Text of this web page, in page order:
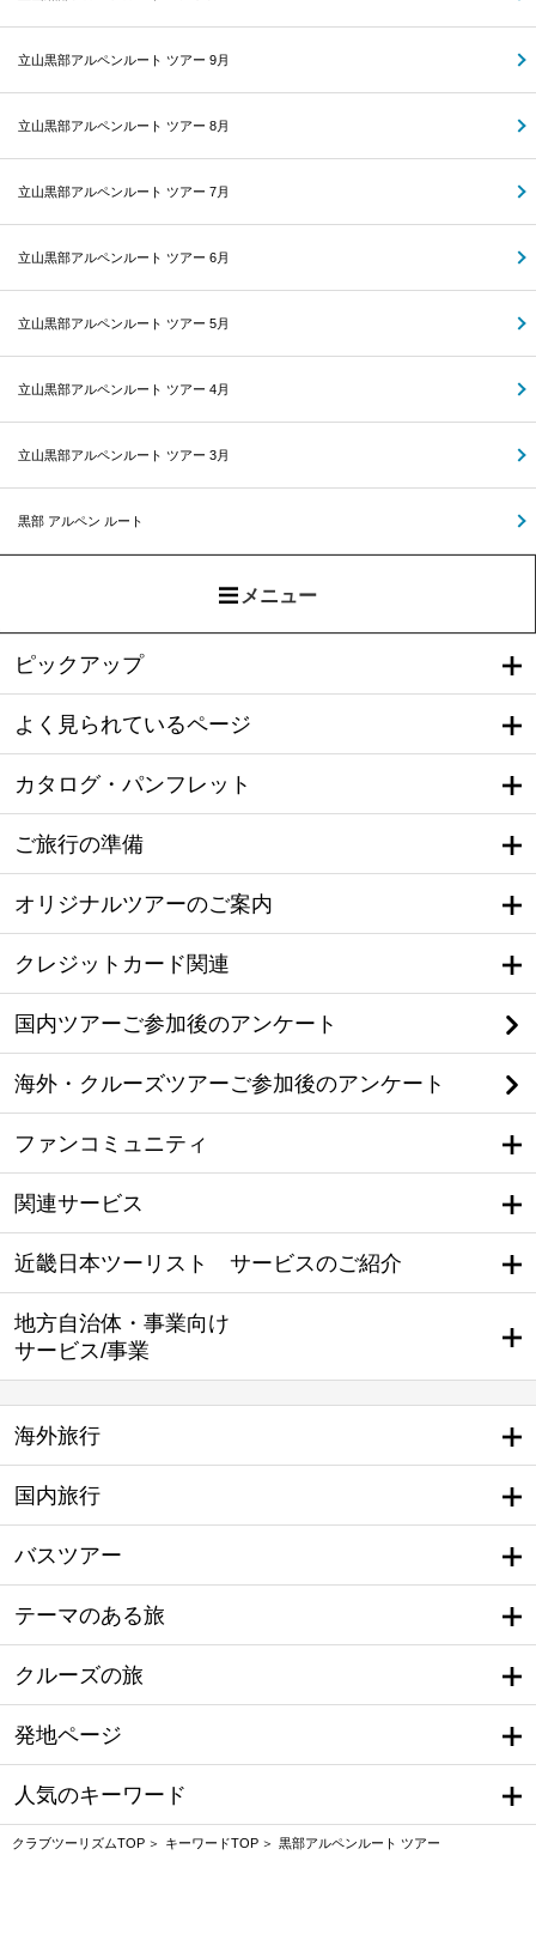
立山黒部アルペンルート ツアー 9月
立山黒部アルペンルート ツアー 8月
立山黒部アルペンルート ツアー 7月
立山黒部アルペンルート ツアー 6月
立山黒部アルペンルート ツアー 5月
立山黒部アルペンルート ツアー 4月
立山黒部アルペンルート ツアー 3月
黒部 アルペン ルート
メニュー
ピックアップ
よく見られているページ
カタログ・パンフレット
ご旅行の準備
オリジナルツアーのご案内
クレジットカード関連
国内ツアーご参加後のアンケート
海外・クルーズツアーご参加後のアンケート
ファンコミュニティ
関連サービス
近畿日本ツーリスト サービスのご紹介
地方自治体・事業向け
サービス/事業
海外旅行
国内旅行
バスツアー
テーマのある旅
クルーズの旅
発地ページ
人気のキーワード
クラブツーリズムTOP キーワードTOP 黒部アルペンルート ツアー